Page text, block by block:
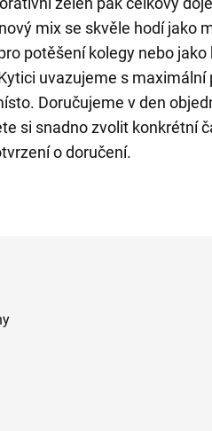
mix se skvěle hodí jako
potěšení kolegy nebo
uvazujeme s
Doručujeme v den
si snadno zvolit konkrétní
o doručení.